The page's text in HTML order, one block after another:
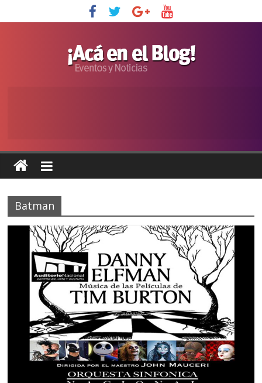
Batman